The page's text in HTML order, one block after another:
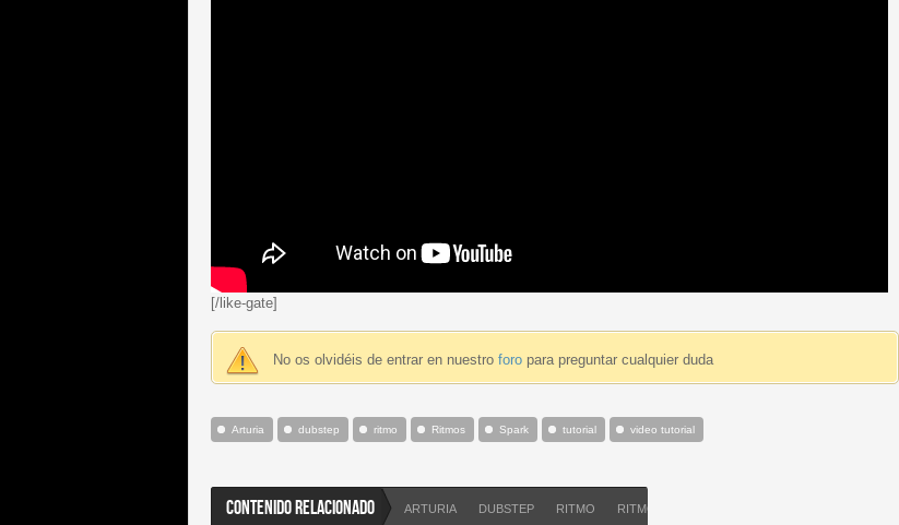
[/like-gate]
No os olvidéis de entrar en nuestro foro para preguntar cualquier duda
Arturia dubstep ritmo Ritmos Spark tutorial video tutorial
CONTENIDO RELACIONADO ARTURIA DUBSTEP RITMO RITMOS